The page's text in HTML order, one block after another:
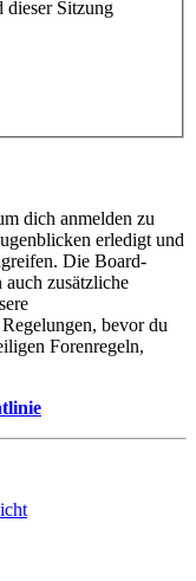
dieser Sitzung
dich anmelden zu
erledigt und
Die Board-
zusätzliche
bevor du
Forenregeln,